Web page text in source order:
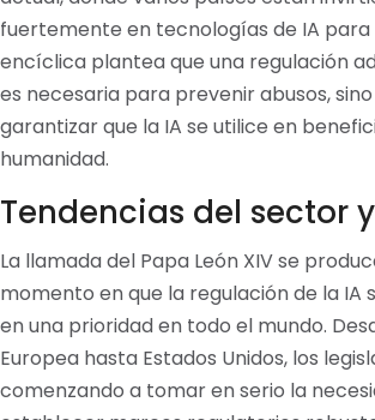
fuertemente en tecnologías de IA para
encíclica plantea que una regulación
es necesaria para prevenir abusos,
garantizar que la IA se utilice en
humanidad.
Tendencias del sector
La llamada del Papa León XIV se
momento en que la regulación de la IA
en una prioridad en todo el mundo.
Europea hasta Estados Unidos, los
comenzando a tomar en serio la